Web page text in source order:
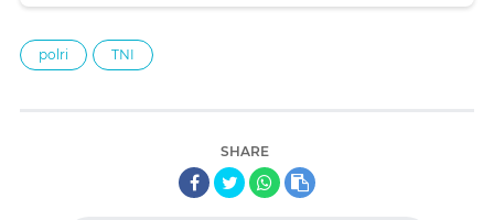
polri TNI
SHARE